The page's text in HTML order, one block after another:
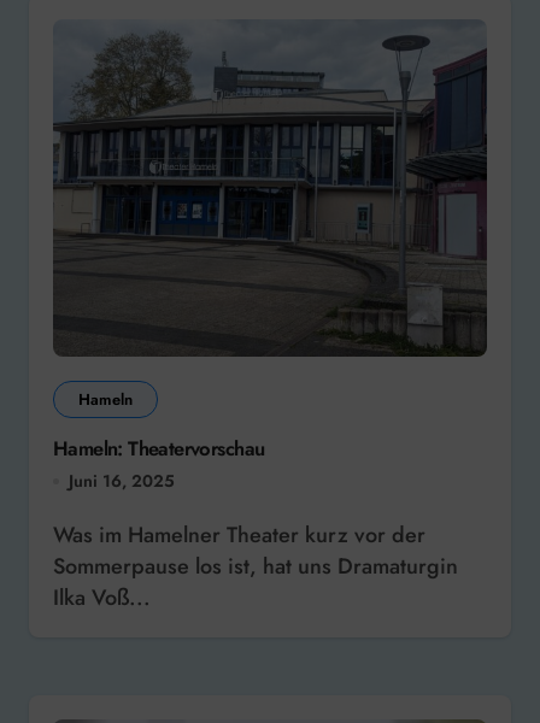
Hameln
Hameln: Theatervorschau
Juni 16, 2025
Was im Hamelner Theater kurz vor der
Sommerpause los ist, hat uns Dramaturgin
Ilka Voß...